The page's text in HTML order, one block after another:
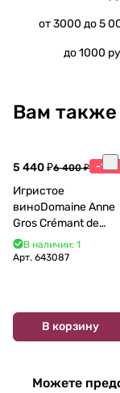
от 3000 до 5
до 1000
Вам
5 440 ₽6 400 ₽ -15%
Игристое
виноDomaine Anne
Gros Crémant de
Bourgogne La Fun en
Bulles Chardonnay et
В наличии: 1
Арт. 643087
В корзину
Можете